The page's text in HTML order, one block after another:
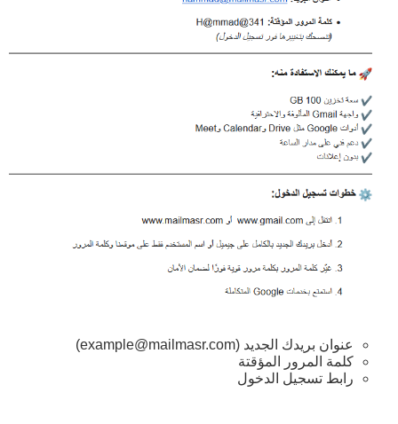
عنوان بريدك الجديد (example@mailmasr.com
)
كلمة المرور المؤقتة
رابط تسجيل الدخول